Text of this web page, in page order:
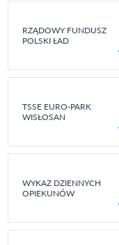
RZĄDOWY FUNDUSZ
POLSKI ŁAD
TSSE EURO-PARK
WISŁOSAN
WYKAZ DZIENNYCH
OPIEKUNÓW